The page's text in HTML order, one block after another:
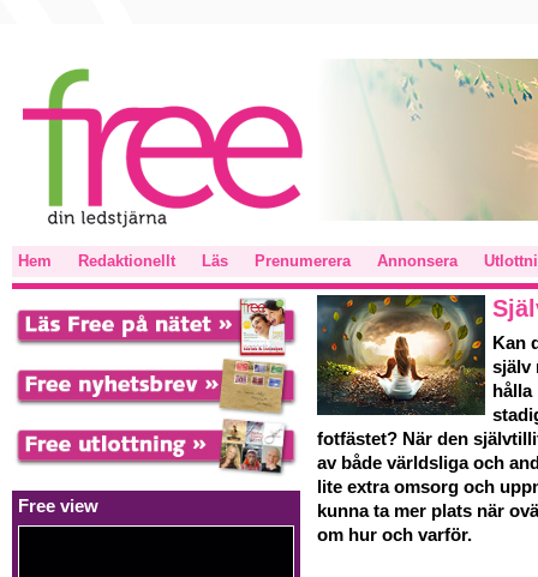
Hem Redaktionellt Läs Prenumerera Annonsera
Free view
Kan
själv
hålla
fotfästet? När den
av både världsliga och
lite extra omsorg och
kunna ta mer plats när
om hur och varför.